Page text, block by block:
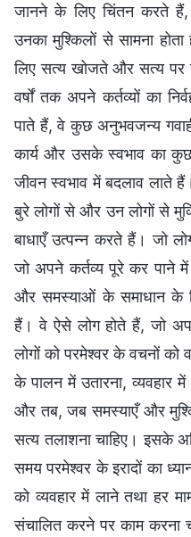
जानने के लिए चिंतन करते
उनका मुश्किलों से सामना
लिए सत्य खोजते और सत्य
वर्षों तक अपने कर्तव्यों का
पाते हैं, वे कुछ अनुभवजन्य
कार्य और उसके स्वभाव का
जीवन स्वभाव में बदलाव लाते
बुरे लोगों से और उन लोगों से
बाधाएँ उत्पन्न करते हैं। जो
जो अपने कर्तव्य पूरे कर पाने
और समस्याओं के समाधान के
हैं। वे ऐसे लोग होते हैं, जो
लोगों को परमेश्वर के वचनों को
के पालन में उतारना, व्यवहार
और तब, जब समस्याएँ और
सत्य तलाशना चाहिए। इसके
समय परमेश्वर के इरादों का
को व्यवहार में लाने तथा हर
संचालित करने पर काम करना